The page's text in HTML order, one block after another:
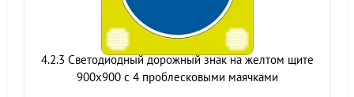
4.2.3 Светодиодный дорожный знак на желтом щите
900x900 с 4 проблесковыми маячками